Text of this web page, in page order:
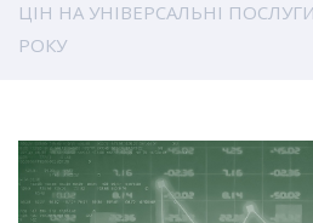
ЦІН НА УНІВЕРСАЛЬНІ
РОКУ